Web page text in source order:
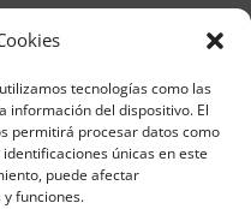
tecnologías como las
información del dispositivo. El
permitirá procesar datos como
únicas en este
puede afectar
funciones.
Privacidad
para alta
Métodos de pago
Formativa
de APPCC